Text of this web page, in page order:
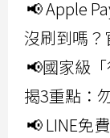
📢 Apple
沒刷到嗎
📢國家級
揭3重點：
📢 LINE免